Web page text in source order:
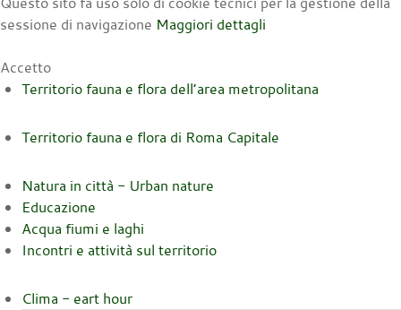
sessione di navigazione Maggiori dettagli
Accetto
Territorio fauna e flora dell’area metropolitana
Territorio fauna e flora di Roma Capitale
Natura in città - Urban nature
Educazione
Acqua fiumi e laghi
Incontri e attività sul territorio
Clima - eart hour